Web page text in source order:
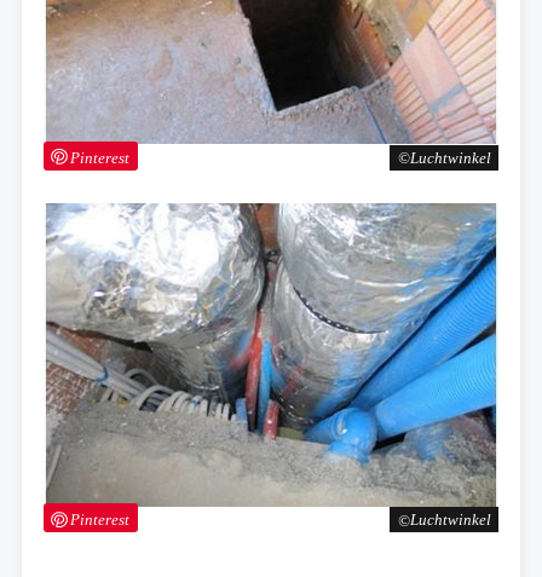
Luchtwinkel
Pinterest
Luchtwinkel
Pinterest